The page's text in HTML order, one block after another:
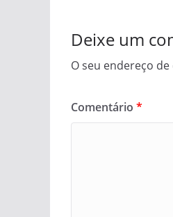
Deixe um
O seu endereço
Comentário *